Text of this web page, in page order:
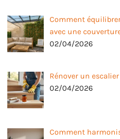
Comment
avec une
02/04/2026
Rénover un
02/04/2026
Comment